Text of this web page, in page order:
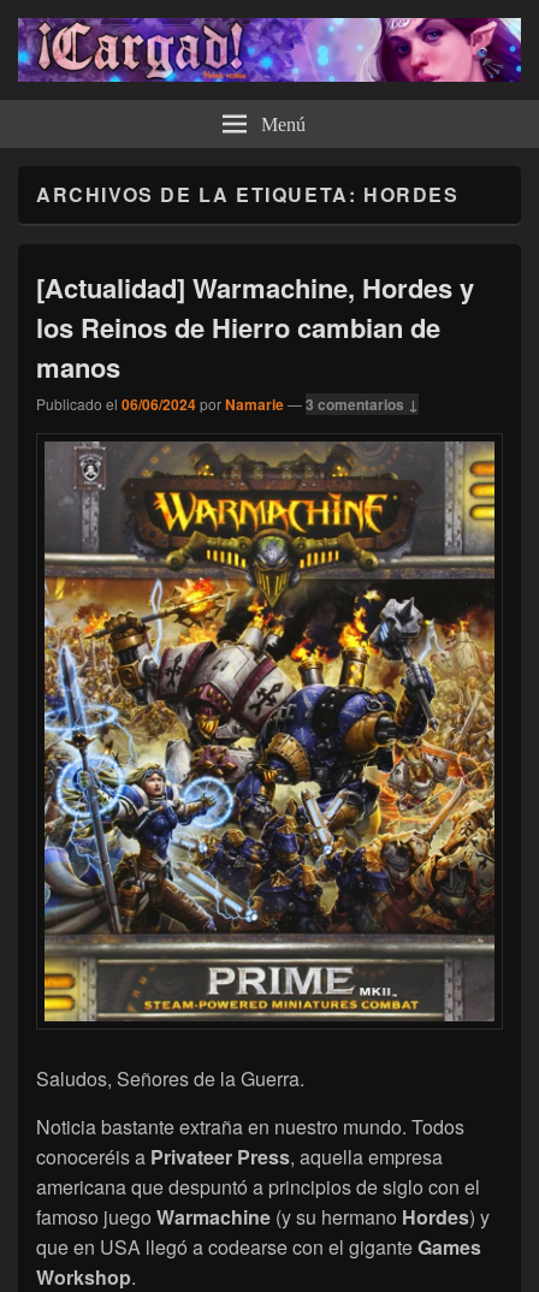
¡Cargad! Menú
ARCHIVOS DE LA ETIQUETA: HORDES
[Actualidad] Warmachine, Hordes y
los Reinos de Hierro cambian de
manos
Publicado el 06/06/2024porNamarie—3 comentarios ↓
Saludos, Señores de la Guerra.
Noticia bastante extraña en nuestro mundo. Todos
conoceréis a Privateer Press, aquella empresa
americana que despuntó a principios de siglo con el
famoso juego Warmachine (y su hermano Hordes) y
que en USA llegó a codearse con el giganteGames
Workshop.